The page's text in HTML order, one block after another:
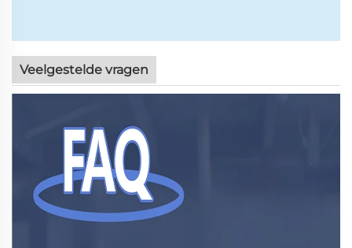
Veelgestelde vragen